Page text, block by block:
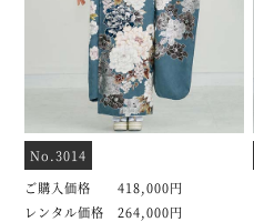
No.3014
ご購入価格 418,000円
レンタル価格 264,000円